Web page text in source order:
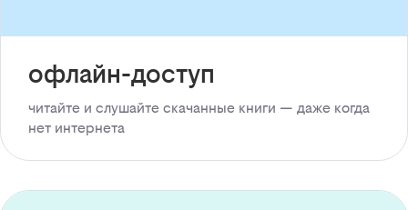
офлайн-доступ
читайте и слушайте скачанные книги — даже когда
нет интернета